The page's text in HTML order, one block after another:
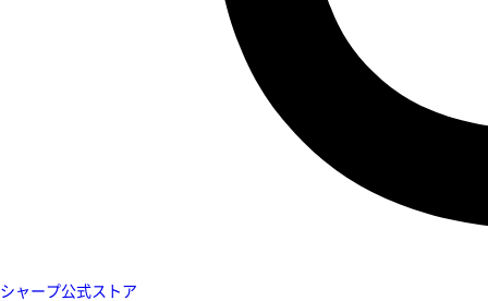
シャープ公式ストア